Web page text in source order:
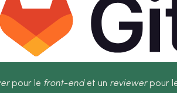
pour le front-endet un reviewerpour